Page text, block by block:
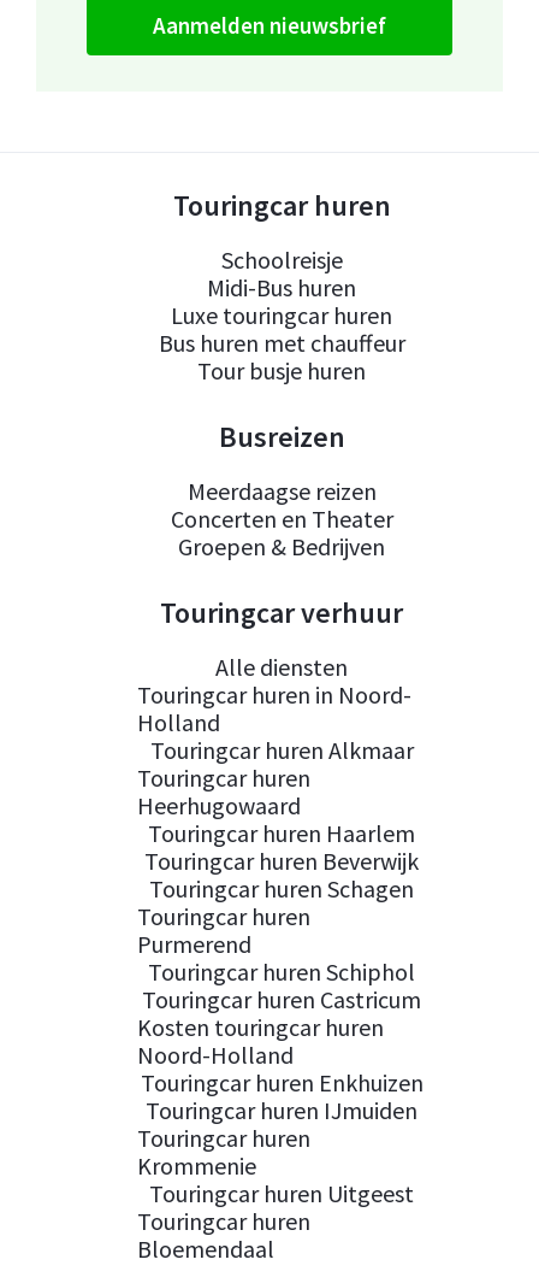
aanmelden nieuwsbrief
Touringcar huren
Schoolreisje
Midi-Bus huren
Luxe touringcar huren
Bus huren met chauffeur
Tour busje huren
Busreizen
Meerdaagse reizen
Concerten en Theater
Groepen & Bedrijven
Touringcar verhuur
Alle diensten
Touringcar huren in Noord-
Holland
Touringcar huren Alkmaar
Touringcar huren
Heerhugowaard
Touringcar huren Haarlem
Touringcar huren Beverwijk
Touringcar huren Schagen
Touringcar huren
Purmerend
Touringcar huren Schiphol
Touringcar huren Castricum
Kosten touringcar huren
Noord-Holland
Touringcar huren Enkhuizen
Touringcar huren IJmuiden
Touringcar huren
Krommenie
Touringcar huren Uitgeest
Touringcar huren
Bloemendaal